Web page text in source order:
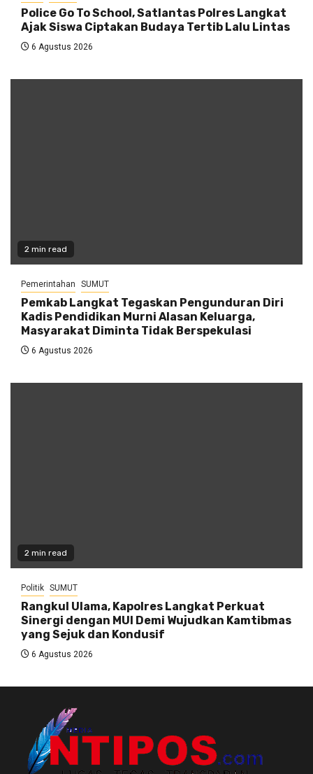
Police Go To School, Satlantas Polres Langkat
Ajak Siswa Ciptakan Budaya Tertib Lalu Lintas
6 Agustus 2026
2 min read
Pemerintahan SUMUT
Pemkab Langkat Tegaskan Pengunduran Diri
Kadis Pendidikan Murni Alasan Keluarga,
Masyarakat Diminta Tidak Berspekulasi
6 Agustus 2026
2 min read
Politik SUMUT
Rangkul Ulama, Kapolres Langkat Perkuat
Sinergi dengan MUI Demi Wujudkan Kamtibmas
yang Sejuk dan Kondusif
6 Agustus 2026